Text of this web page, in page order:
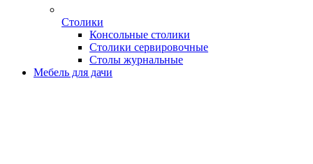
Столики
Консольные столики
Столики сервировочные
Столы журнальные
Мебель для дачи